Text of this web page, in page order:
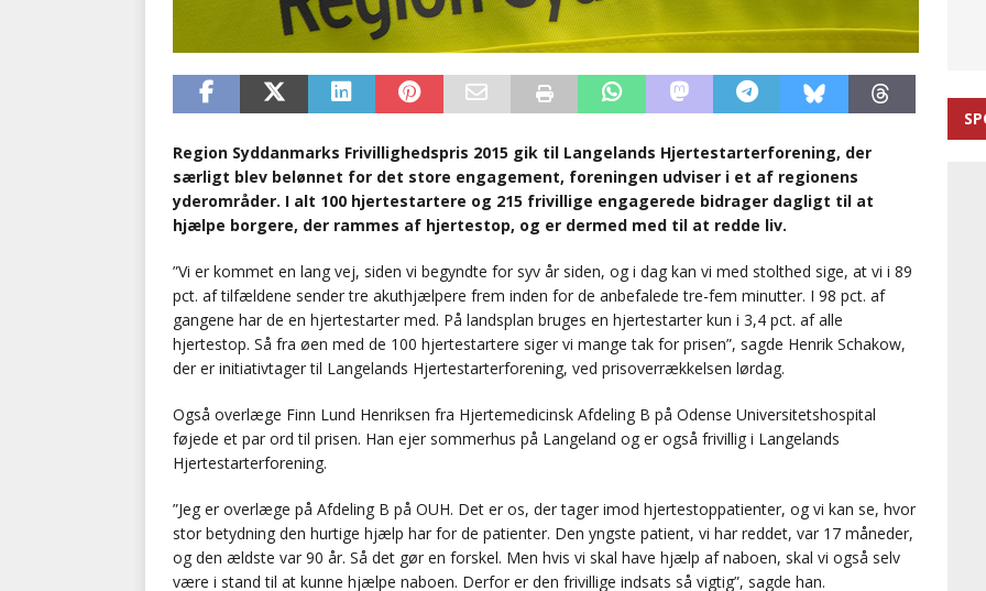
Region Syddanmarks Frivillighedspris 2015 gik til Langelands Hjertestarterforening, der
særligt blev belønnet for det store engagement, foreningen udviser i et af regionens
yderområder. I alt 100 hjertestartere og 215 frivillige engagerede bidrager dagligt til at
hjælpe borgere, der rammes af hjertestop, og er dermed med til at redde liv.
”Vi er kommet en lang vej, siden vi begyndte for syv år siden, og i dag kan vi med stolthed sige, at vi i 89
pct. af tilfældene sender tre akuthjælpere frem inden for de anbefalede tre-fem minutter. I 98 pct. af
gangene har de en hjertestarter med. På landsplan bruges en hjertestarter kun i 3,4 pct. af alle
hjertestop. Så fra øen med de 100 hjertestartere siger vi mange tak for prisen”, sagde Henrik Schakow,
der er initiativtager til Langelands Hjertestarterforening, ved prisoverrækkelsen lørdag.
Også overlæge Finn Lund Henriksen fra Hjertemedicinsk Afdeling B på Odense Universitetshospital
føjede et par ord til prisen. Han ejer sommerhus på Langeland og er også frivillig i Langelands
Hjertestarterforening.
”Jeg er overlæge på Afdeling B på OUH. Det er os, der tager imod hjertestoppatienter, og vi kan se, hvor
stor betydning den hurtige hjælp har for de patienter. Den yngste patient, vi har reddet, var 17 måneder,
og den ældste var 90 år. Så det gør en forskel. Men hvis vi skal have hjælp af naboen, skal vi også selv
være i stand til at kunne hjælpe naboen. Derfor er den frivillige indsats så vigtig”, sagde han.